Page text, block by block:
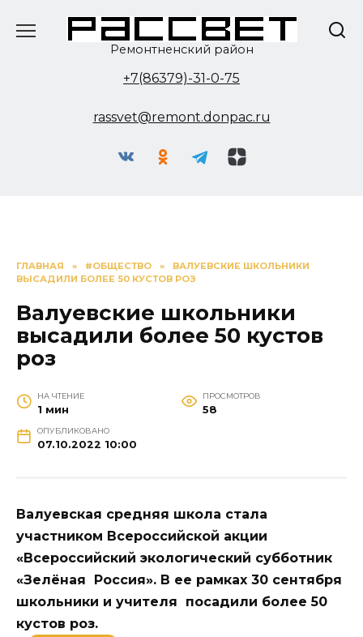
Ремонтненский район
+7(86379)-31-0-75
rassvet@remont.donpac.ru
ГЛАВНАЯ » #ОБЩЕСТВО »
ВАЛУЕВСКИЕ ШКОЛЬНИКИ
ВЫСАДИЛИ БОЛЕЕ 50 КУСТОВ РОЗ
Валуевские школьники
высадили более 50 кустов
роз
НА ЧТЕНИЕ
1 мин
ПРОСМОТРОВ
58
ОПУБЛИКОВАНО
07.10.2022 10:00
Валуевская средняя школа стала
участником Всероссийской акции
«Всероссийский экологический субботник
«Зелёная Россия». В ее рамках 30 сентября
школьники и учителя посадили более 50
кустов роз.